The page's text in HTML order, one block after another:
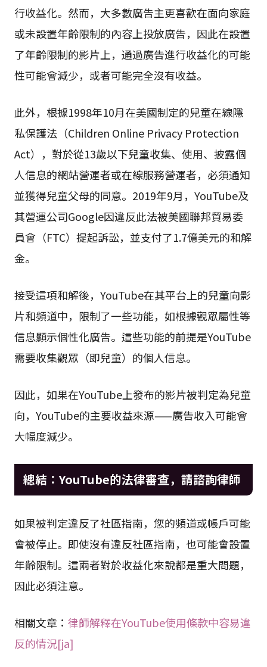
行收益化。然而，大多數廣告主更喜歡在面向家庭
或未設置年齡限制的內容上投放廣告，因此在設置
了年齡限制的影片上，通過廣告進行收益化的可能
性可能會減少，或者可能完全沒有收益。
此外，根據1998年10月在美國制定的兒童在線隱
私保護法（Children Online Privacy Protection
Act），對於從13歲以下兒童收集、使用、披露個
人信息的網站營運者或在線服務營運者，必須通知
並獲得兒童父母的同意。2019年9月，YouTube及
其營運公司Google因違反此法被美國聯邦貿易委
員會（FTC）提起訴訟，並支付了1.7億美元的和解
金。
接受這項和解後，YouTube在其平台上的兒童向影
片和頻道中，限制了一些功能，如根據觀眾屬性等
信息顯示個性化廣告。這些功能的前提是YouTube
需要收集觀眾（即兒童）的個人信息。
因此，如果在YouTube上發布的影片被判定為兒童
向，YouTube的主要收益來源——廣告收入可能會
大幅度減少。
總結：YouTube的法律審查，請諮詢律師
如果被判定違反了社區指南，您的頻道或帳戶可能
會被停止。即使沒有違反社區指南，也可能會設置
年齡限制。這兩者對於收益化來說都是重大問題，
因此必須注意。
相關文章： 律師解釋在YouTube使用條款中容易違
反的情況[ja]